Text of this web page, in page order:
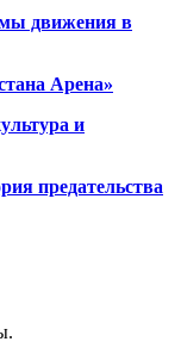
движения в
Арена»
и
предательства